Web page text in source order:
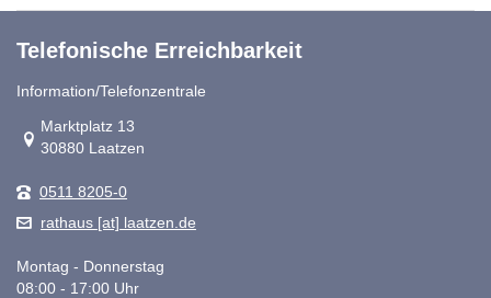
Telefonische Erreichbarkeit
Information/Telefonzentrale
Link zur Google-Maps Navigation
Marktplatz 13
30880 Laatzen
0511 8205-0
rathaus [at] laatzen.de
Montag - Donnerstag
08:00 - 17:00 Uhr